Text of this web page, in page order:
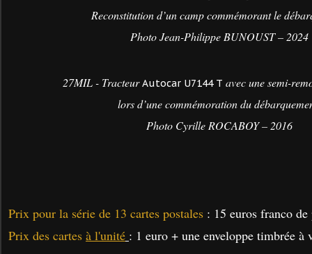
Reconstitution d’un camp commémorant le
Photo Jean-Philippe BUNOUST – 2024
27MIL - TracteurAutocar U7144 T avec une semi-
lors d’une commémoration du
Photo Cyrille ROCABOY – 2016
Prix pour la série de 13 cartes postales : 15 euros franco de
Prix des cartes à l'unité : 1 euro + une enveloppe timbrée à